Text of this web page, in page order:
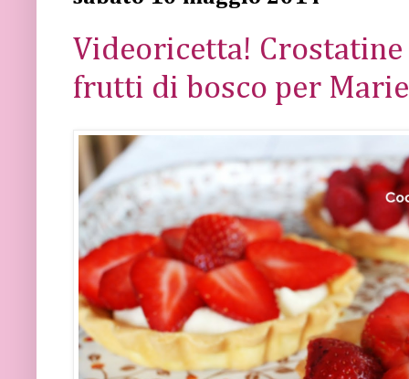
Videoricetta! Crostatine
frutti di bosco per